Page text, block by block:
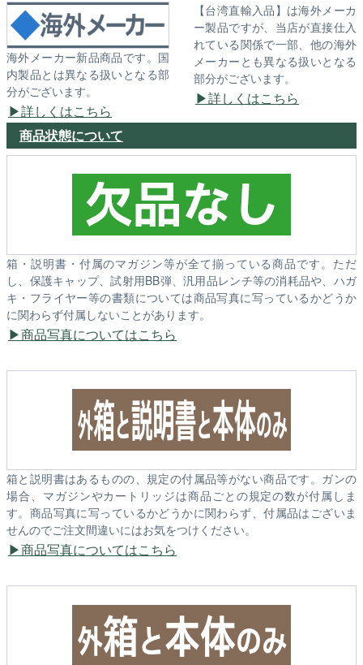
海外メーカー新品商品です。国
内製品とは異なる扱いとなる部
分がございます。
詳しくはこちら
【台湾直輸入品】は海外メーカ
ー製品ですが、当店が直接仕入
れている関係で一部、他の海外
メーカーとも異なる扱いとなる
部分がございます。
詳しくはこちら
商品状態について
箱・説明書・付属のマガジン等が全て揃っている商品です。ただ
し、保護キャップ、試射用BB弾、汎用品レンチ等の消耗品や、ハガ
キ・フライヤー等の書類については商品写真に写っているかどうか
に関わらず付属しないことがあります。
商品写真についてはこちら
箱と説明書はあるものの、規定の付属品等がない商品です。ガンの
場合、マガジンやカートリッジは商品ごとの規定の数が付属しま
す。商品写真に写っているかどうかに関わらず、付属品はございま
せんのでご注文間違いにはお気をつけください。
商品写真についてはこちら